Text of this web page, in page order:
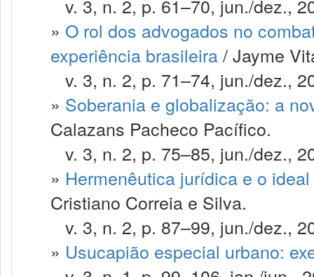
v. 3, n. 2, p. 61–70, jun./dez.,
» O rol dos advogados no
experiência brasileira/ Jayme
v. 3, n. 2, p. 71–74, jun./dez.,
» Soberania e globalização: a
Calazans Pacheco Pacífico.
v. 3, n. 2, p. 75–85, jun./dez.,
» Hermenêutica jurídica e o
Cristiano Correia e Silva.
v. 3, n. 2, p. 87–99, jun./dez.,
» Usucapião especial urbano: